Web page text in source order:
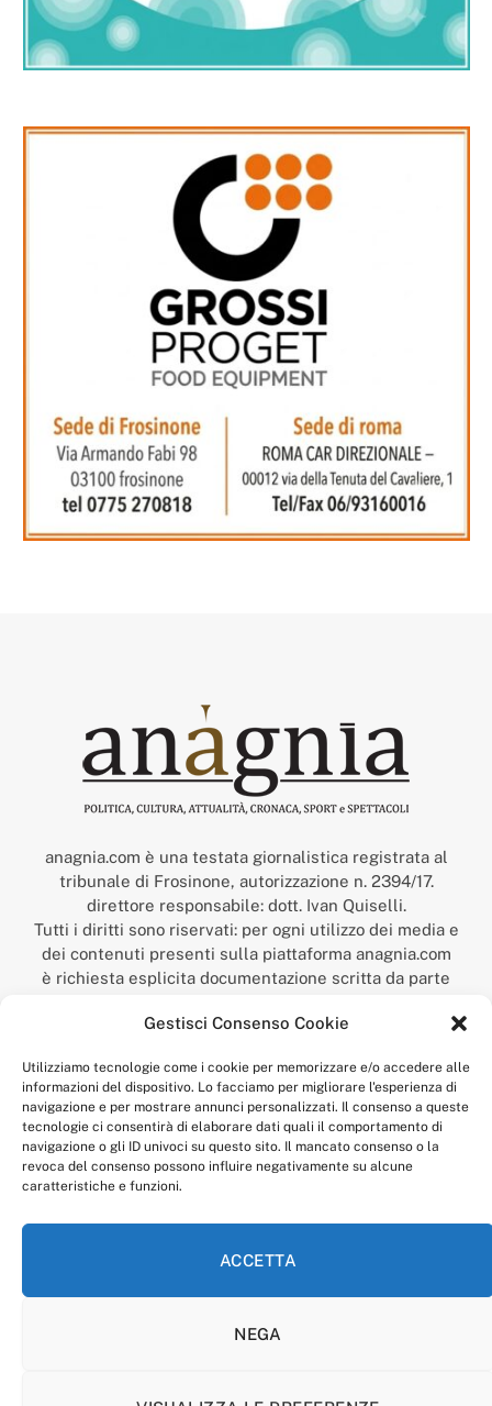
Gestisci Consenso Cookie
Utilizziamo tecnologie come i cookie per memorizzare e/o accedere alle
informazioni del dispositivo. Lo facciamo per migliorare l'esperienza di
navigazione e per mostrare annunci personalizzati. Il consenso a queste
tecnologie ci consentirà di elaborare dati quali il comportamento di
navigazione o gli ID univoci su questo sito. Il mancato consenso o la
revoca del consenso possono influire negativamente su alcune
caratteristiche e funzioni.
ACCETTA
NEGA
anagnia.com è una testata giornalistica registrata al
tribunale di Frosinone, autorizzazione n. 2394/17.
direttore responsabile: dott. Ivan Quiselli.
Tutti i diritti sono riservati: per ogni utilizzo dei media e
dei contenuti presenti sulla piattaforma anagnia.com
è richiesta esplicita documentazione scritta da parte
“Anagnia” è un marchio registrato presso l’Ufficio Italiano
Economico,
num. registrazione: 302017000014044 del 9 febbraio 2017.
Per contatti:redazione@anagnia.com
COOKIE POLICY